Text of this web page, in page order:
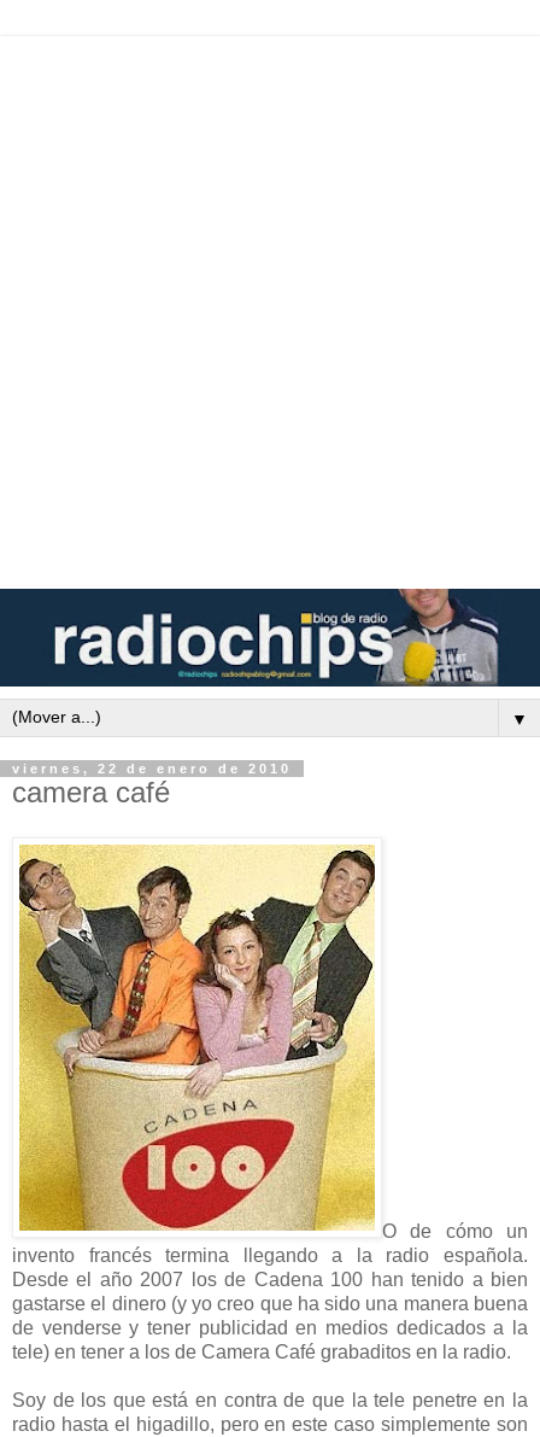
▼
viernes, 22 de enero de 2010
camera café
O de cómo un
invento francés termina llegando a la radio española.
Desde el año 2007 los de Cadena 100 han tenido a bien
gastarse el dinero (y yo creo que ha sido una manera buena
de venderse y tener publicidad en medios dedicados a la
tele) en tener a los de Camera Café grabaditos en la radio.
Soy de los que está en contra de que la tele penetre en la
radio hasta el higadillo, pero en este caso simplemente son